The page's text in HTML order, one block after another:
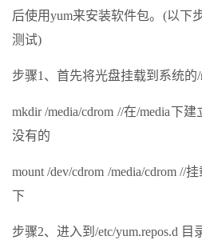
后使用yum来安装软件包。(以下
测试)
步骤1、首先将光盘挂载到系统的/
mkdir /media/cdrom //在/media下
没有的
mount /dev/cdrom /media/cdrom //
下
步骤2、进入到/etc/yum.repos.d